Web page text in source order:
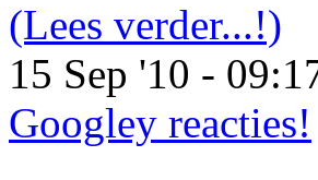
(Lees verder...!)
15 Sep '10 -
Googley reacties!